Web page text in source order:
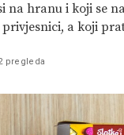
na hranu i koji se
a koji
pregleda